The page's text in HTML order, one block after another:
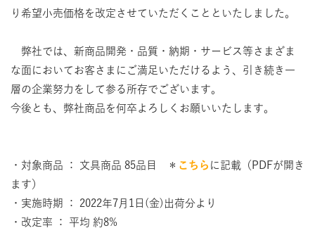
り希望小売価格を改定させていただくことといたしました。
弊社では、新商品開発・品質・納期・サービス等さまざま
な面においてお客さまにご満足いただけるよう、引き続き一
層の企業努力をして参る所存でございます。
今後とも、弊社商品を何卒よろしくお願いいたします。
・対象商品 ： 文具商品 85品目 ＊ こちら に記載（PDFが開き
ます）
・実施時期 ： 2022年7月1日(金)出荷分より
・改定率 ： 平均 約8%